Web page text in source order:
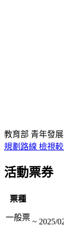
教育部 青年發
規劃路線 檢視
活動票券
票種
一般票 ~ 2025/